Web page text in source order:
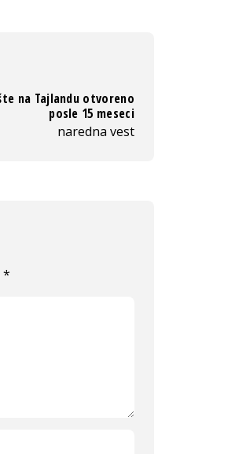
na Tajlandu otvoreno
posle 15 meseci
naredna vest
*